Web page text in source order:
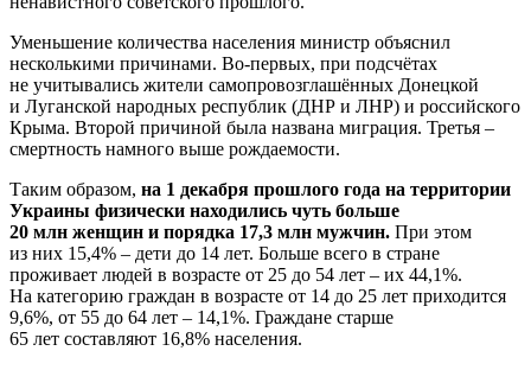
Уменьшение количества населения министр объяснил
несколькими причинами. Во-первых, при подсчётах
не учитывались жители самопровозглашённых Донецкой
и Луганской народных республик (ДНР и ЛНР) и российского
Крыма. Второй причиной была названа миграция. Третья –
смертность намного выше рождаемости.
Таким образом, на 1 декабря прошлого года на территории
Украины физически находились чуть больше
20 млн женщин и порядка 17,3 млн мужчин. При этом
из них 15,4% – дети до 14 лет. Больше всего в стране
проживает людей в возрасте от 25 до 54 лет – их 44,1%.
На категорию граждан в возрасте от 14 до 25 лет приходится
9,6%, от 55 до 64 лет – 14,1%. Граждане старше
65 лет составляют 16,8% населения.